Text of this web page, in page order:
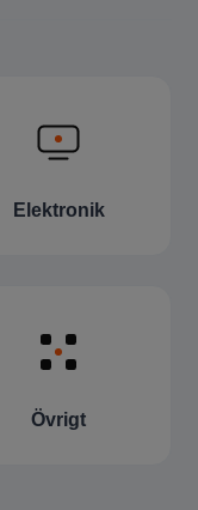
Elektronik
Övrigt